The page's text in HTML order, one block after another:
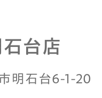
台店
明石台6-1-20